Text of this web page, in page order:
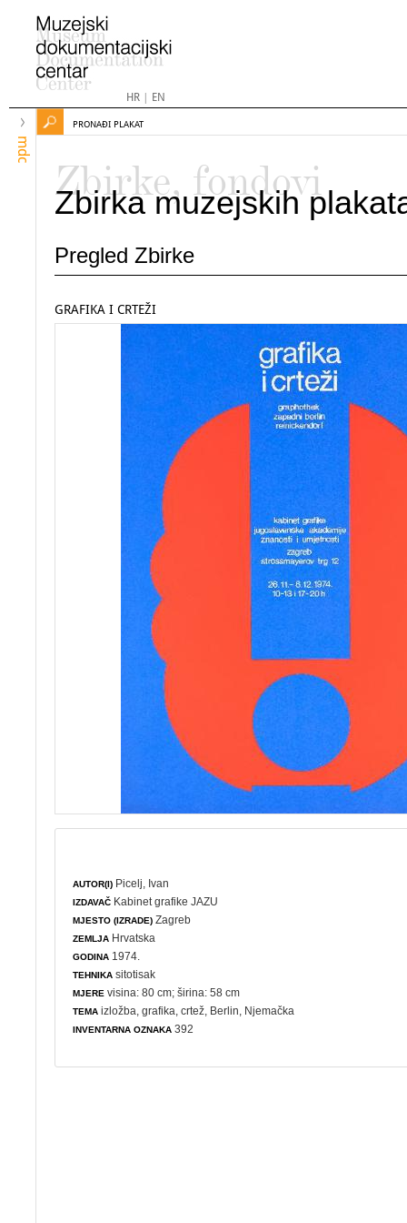
HR| EN
mdc
PRONAĐI PLAKAT
Zbirke, fondovi
Zbirka muzejskih
Pregled Zbirke
GRAFIKA I CRTEŽI
AUTOR(I) Picelj, Ivan
IZDAVAČ Kabinet grafike JAZU
MJESTO (IZRADE) Zagreb
ZEMLJA Hrvatska
GODINA 1974.
TEHNIKA sitotisak
MJERE visina: 80 cm; širina: 58 cm
TEMA izložba ,grafika ,crtež , Berlin, Njemačka
INVENTARNA OZNAKA 392